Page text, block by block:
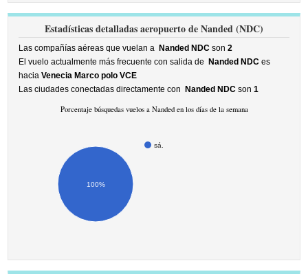
Estadísticas detalladas aeropuerto de Nanded (NDC)
Las compañías aéreas que vuelan a Nanded NDC son2
El vuelo actualmente más frecuente con salida de
Nanded NDC es
haciaVenecia Marco polo VCE
Las ciudades conectadas directamente con
Nanded NDC son1
Porcentaje búsquedas vuelos a Nanded en los días de la semana
sá.
100%